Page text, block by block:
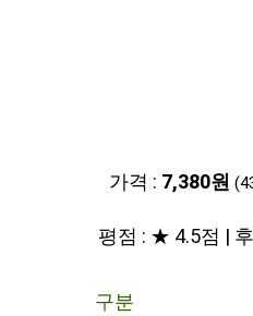
가격 : 7,380원
평점 : ★ 4.5점 |
구분